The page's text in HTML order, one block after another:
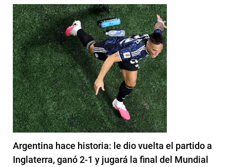
Argentina hace historia: le dio vuelta el partido a
Inglaterra, ganó 2-1 y jugará la final del Mundial